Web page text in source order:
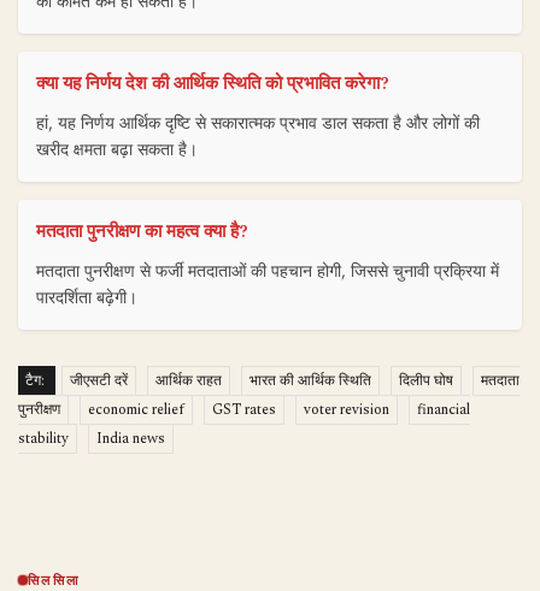
क्या यह निर्णय देश की आर्थिक स्थिति को प्रभावित करेगा?
हां, यह निर्णय आर्थिक दृष्टि से सकारात्मक प्रभाव डाल सकता है और लोगों की
खरीद क्षमता बढ़ा सकता है।
मतदाता पुनरीक्षण का महत्व क्या है?
मतदाता पुनरीक्षण से फर्जी मतदाताओं की पहचान होगी, जिससे चुनावी प्रक्रिया में
पारदर्शिता बढ़ेगी।
टैग: जीएसटी दरें आर्थिक राहत भारत की आर्थिक स्थिति दिलीप घोष
मतदाता
पुनरीक्षण
economic relief GST rates voter revision
financial
stability
India news
सिलसिला